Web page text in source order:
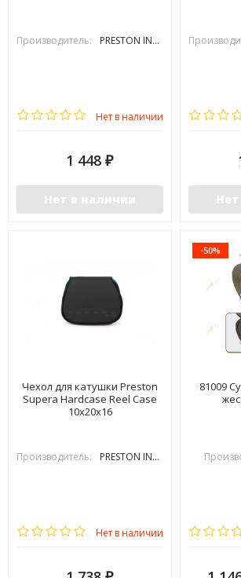
Производитель: PRESTON INOVATIONS
Нет в наличии
1 448 ₽
Нет в наличии
Чехол для катушки Preston
Supera Hardcase Reel Case
10х20х16
Производитель: PRESTON INOVATIONS
Нет в наличии
-50%
81009